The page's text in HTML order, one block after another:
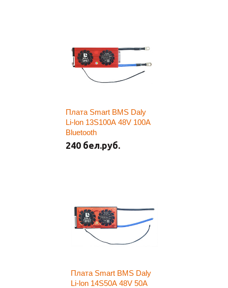
Плата Smart BMS Daly
Li-lon 13S100A 48V 100A
Bluetooth
240 бел.руб.
Плата Smart BMS Daly
Li-lon 14S50A 48V 50A